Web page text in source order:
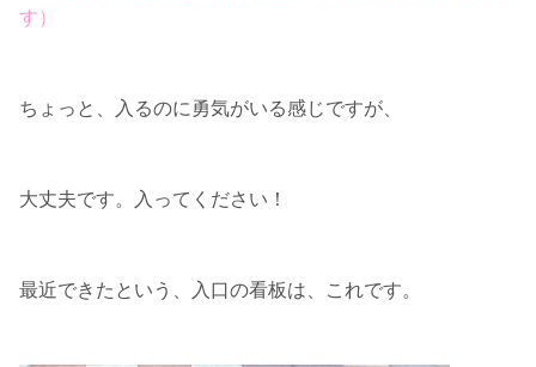
す）
ちょっと、入るのに勇気がいる感じですが、
大丈夫です。入ってください！
最近できたという、入口の看板は、これです。